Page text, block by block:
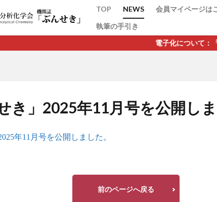
TOP NEWS 会員マイページは
執筆の手引き
電子化について：「ぶんせき」
き」2025年11月号を公開しま
年11月号を公開しました。
前のページへ戻る
カテゴリー